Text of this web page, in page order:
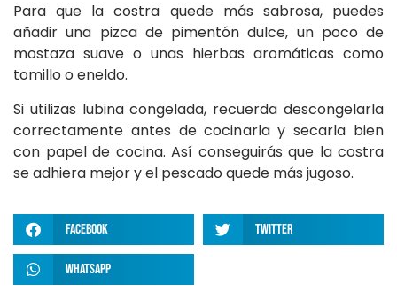
Para que la costra quede más sabrosa, puedes
añadir una pizca de pimentón dulce, un poco de
mostaza suave o unas hierbas aromáticas como
tomillo o eneldo.
Si utilizas lubina congelada, recuerda descongelarla
correctamente antes de cocinarla y secarla bien
con papel de cocina. Así conseguirás que la costra
se adhiera mejor y el pescado quede más jugoso.
Facebook Twitter
WhatsApp